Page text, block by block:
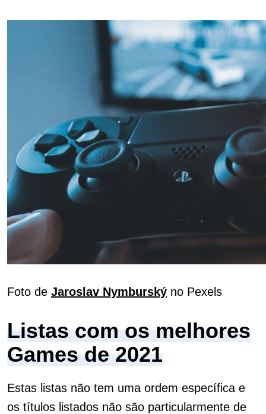
Foto de Jaroslav Nymburský no Pexels
Listas com os melhores
Games de 2021
Estas listas não tem uma ordem específica e
os títulos listados não são particularmente de